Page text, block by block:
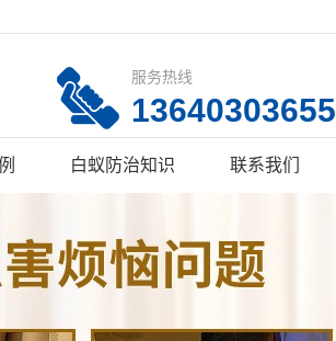
服务热线
13640303655
白蚁防治知识 联系我们